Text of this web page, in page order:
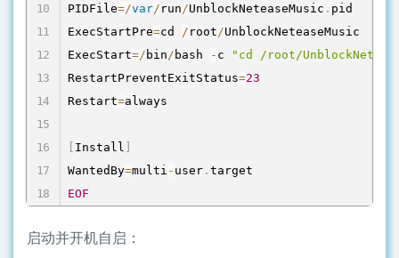
PIDFile=/var/ run /UnblockNeteaseMusic . pid
ExecStartPre=cd / root /UnblockNeteaseMusic
ExecStart=/ bin / bash - c
"cd /root/
RestartPreventExitStatus=23
Restart=always
[ Install ]
WantedBy=multi - user.
EOF
启动并开机自启：